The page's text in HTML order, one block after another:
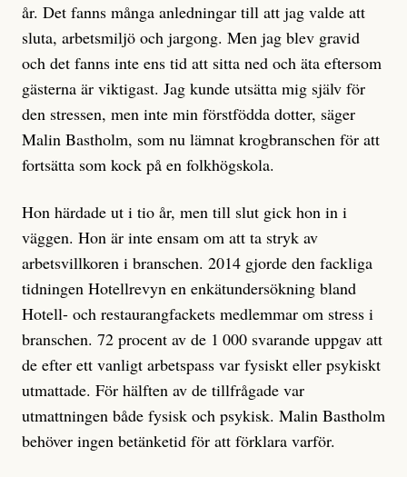
år. Det fanns många anledningar till att jag valde att
sluta, arbets­miljö och jargong. Men jag blev gra­­vid
och det fanns inte ens tid att sitta ned och äta eftersom
gästerna är viktigast. Jag kunde utsätta mig själv för
den stressen, men inte min förstfödda dotter, säger
Malin Bastholm, som nu lämnat krogbranschen för att
fortsätta som kock på en folkhögskola.
Hon härdade ut i tio år, men till slut gick hon in i
väggen. Hon är inte ensam om att ta stryk av
arbetsvillkoren i branschen. 2014 gjorde den fackliga
tidningen Hotellrevyn en enkätundersökning bland
Hotell- och restaurangfackets medlemmar om stress i
branschen. 72 procent av de 1 000 svarande uppgav att
de efter ett vanligt arbetspass var fysiskt eller psykiskt
utmattade. För hälften av de tillfrågade var
utmattningen både fysisk och psykisk. Malin Bastholm
behöver ingen betänketid för att förklara varför.